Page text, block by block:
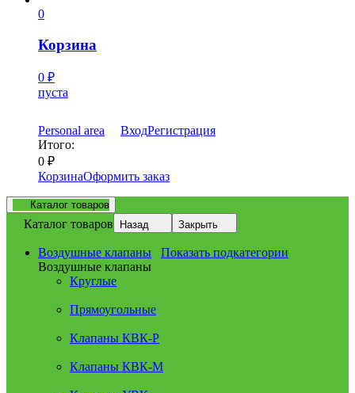
0
Корзина
0 ₽
пуста
Personal area ВходРегистрация
Итого:
0 ₽
КорзинаОформить заказ
Каталог товаров
Каталог товаров Назад Закрыть
Воздушные клапаны
Показать подкатегории
Воздушные клапаны
Круглые
Прямоугольные
Клапаны КВК-Р
Клапаны КВК-М